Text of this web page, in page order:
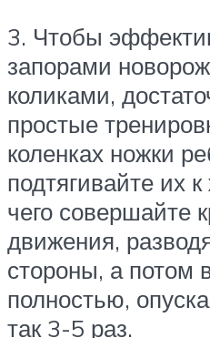
3. Чтобы
запорами
коликами,
простые
коленках ножки
подтягивайте их
чего совершайте
движения,
стороны, а потом
полностью,
так 3-5 раз.